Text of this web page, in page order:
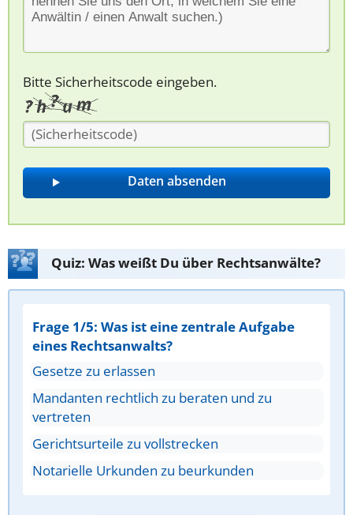
Bitte Sicherheitscode eingeben.
Quiz: Was weißt Du über Rechtsanwälte?
Frage 1/5: Was ist eine zentrale Aufgabe
eines Rechtsanwalts?
Gesetze zu erlassen
Mandanten rechtlich zu beraten und zu
vertreten
Gerichtsurteile zu vollstrecken
Notarielle Urkunden zu beurkunden